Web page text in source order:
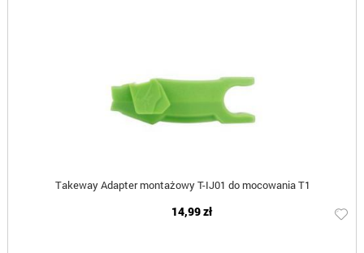
Takeway Adapter montażowy T-IJ01 do mocowania T1
14,99 zł